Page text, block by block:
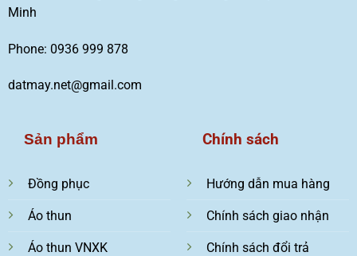
Minh
Phone: 0936 999 878
datmay.net@gmail.com
Sản phẩm
Đồng phục
Áo thun
Áo thun VNXK
Chính sách
Hướng dẫn mua hàng
Chính sách giao nhận
Chính sách đổi trả